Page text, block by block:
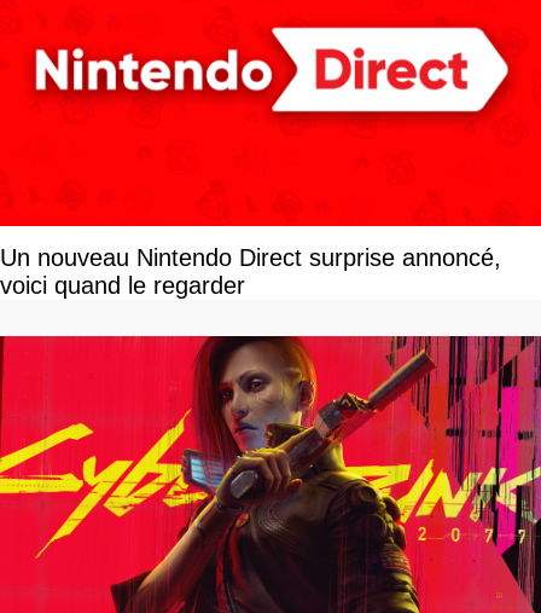
Un nouveau Nintendo Direct surprise annoncé,
voici quand le regarder